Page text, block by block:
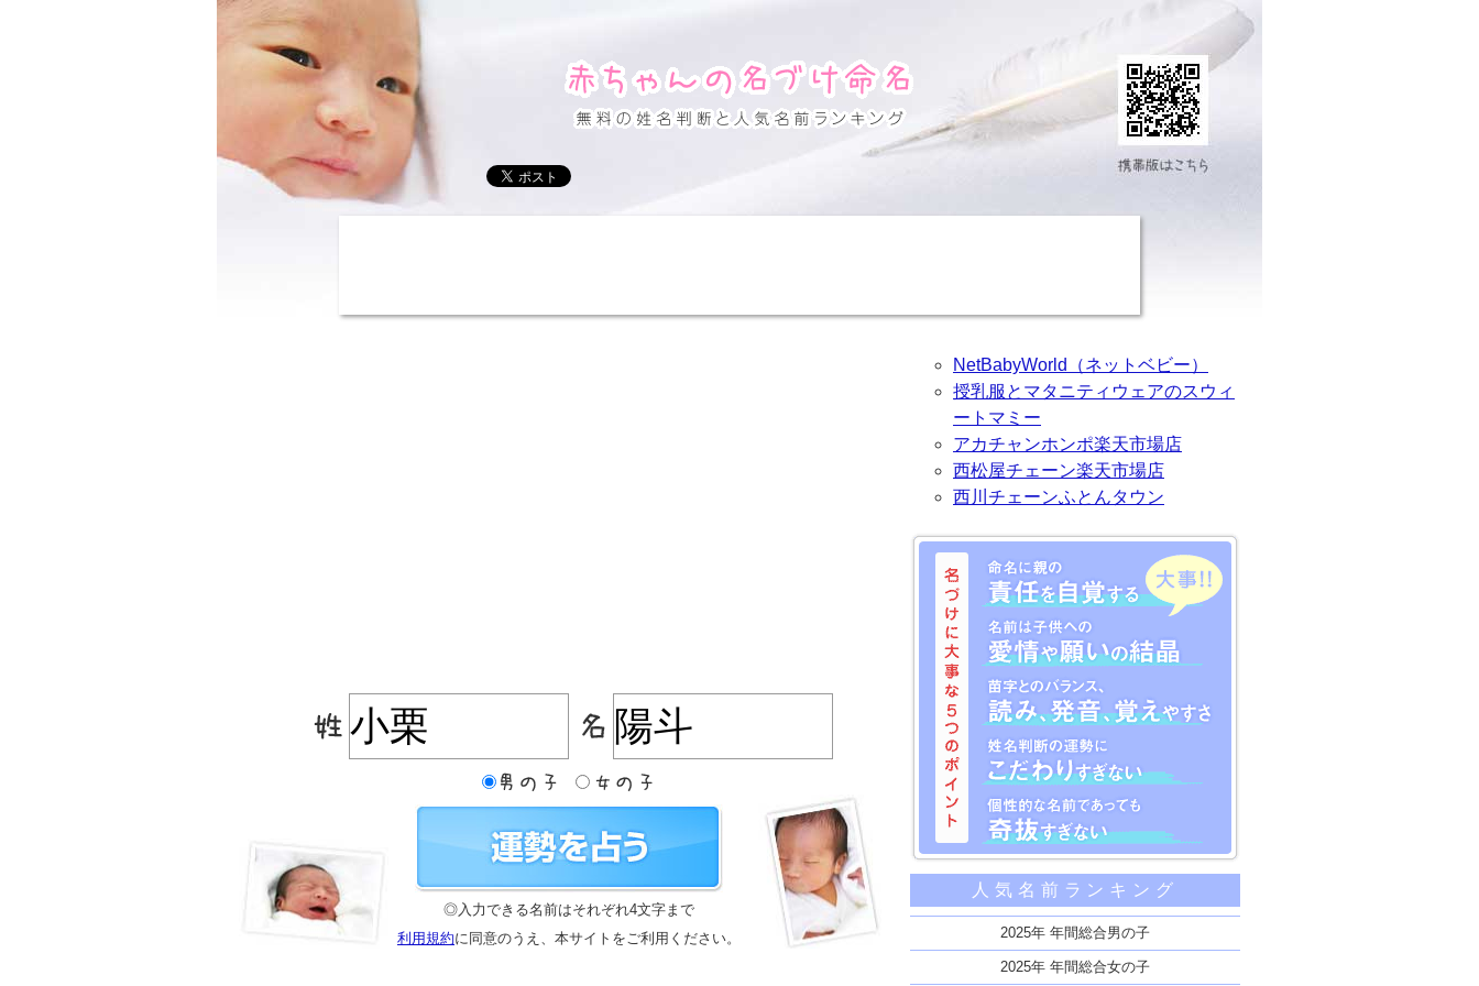
◎入力できる名前はそれぞれ4文字まで
利用規約に同意のうえ、本サイトをご利用ください。
NetBabyWorld（ネットベビー）
授乳服とマタニティウェアのスウィ
ートマミー
アカチャンホンポ楽天市場店
西松屋チェーン楽天市場店
西川チェーンふとんタウン
名づけに大事な5つのポイント
命名に親の責任を自覚する
名前は子供への愛情や願いの結晶
苗字とのバランス、読み、発音、覚えやすさ
姓名判断の運勢にこだわりすぎない
人気名前ランキング
2025年 年間総合男の子
2025年 年間総合女の子